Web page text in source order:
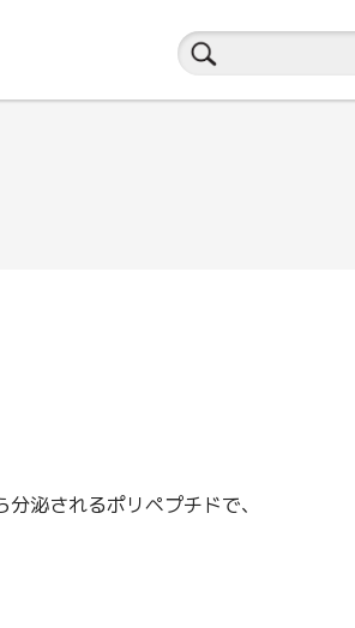
泌されるポリペプチドで、